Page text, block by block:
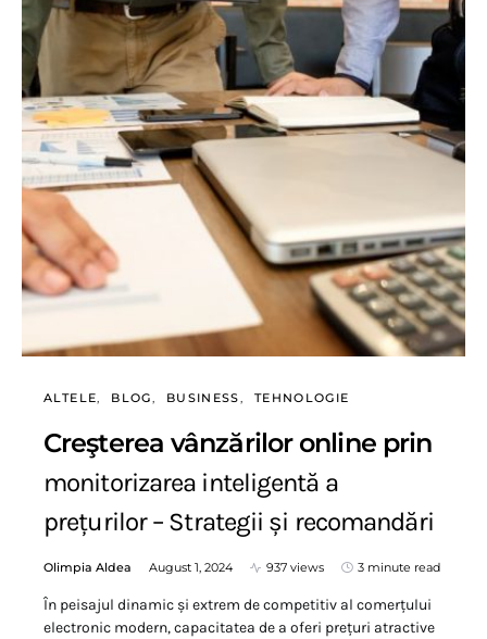
ALTELE BLOG BUSINESS TEHNOLOGIE
Creşterea vânzărilor online prin
monitorizarea inteligentă a
prețurilor – Strategii și recomandări
Olimpia Aldea August 1, 2024 937 views 3 minute read
În peisajul dinamic și extrem de competitiv al comerțului
electronic modern, capacitatea de a oferi prețuri atractive